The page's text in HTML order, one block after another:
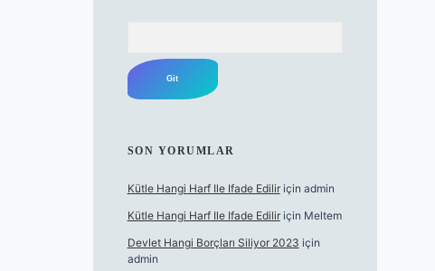
SON YORUMLAR
Kütle Hangi Harf Ile Ifade Ediliriçin admin
Kütle Hangi Harf Ile Ifade Ediliriçin Meltem
Devlet Hangi Borçları Siliyor 2023 için
admin